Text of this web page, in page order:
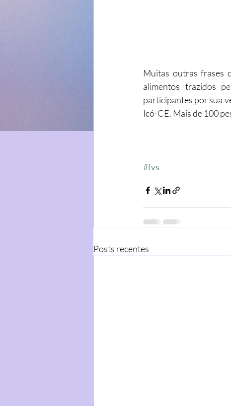
Muitas outras frases
alimentos trazidos
participantes por sua
Icó-CE. Mais de 100
#fvs
Posts recentes